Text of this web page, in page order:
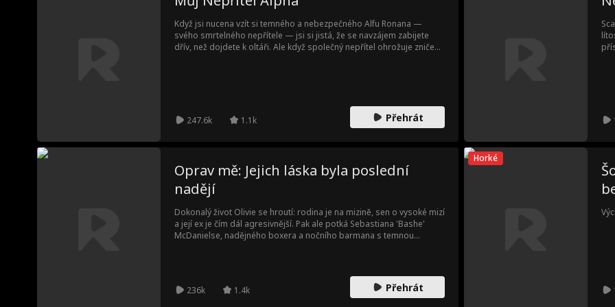
Když jsi nucena vzít si temného a nebezpečného Alfu Ronana —
svého smrtelného nepřítele — jsi si jistá, že se navzájem zabijete
dřív, než dojdete k oltáři. Ale když společný nepřítel ohrožuje zničení
247.6k 1.1k Přehrát
a
a
Oprav mě: Jejich láska byla poslední
nadějí
Dokonalý život Olivie se hroutí: rodina je na mizině, sen o vysoké mizí
a její ex je čím dál agresivnější. Pak ale potká Sebastiana 'Bashe'
McDanielse, nadějného boxera a nočního barmana s temnou
236k
1.4k Přehrát
Horké